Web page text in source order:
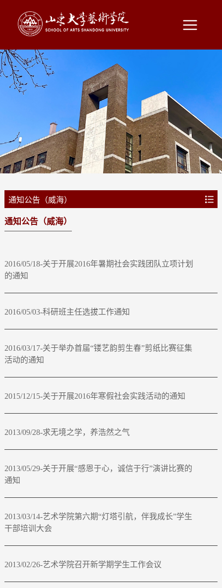
通知公告（威海）
通知公告（威海）
2016/05/18-关于开展2016年暑期社会实践团队立项计划
的通知
2016/05/03-科研班主任选拔工作通知
2016/03/17-关于举办首届“镂艺韵剪生春”剪纸比赛征集
活动的通知
2015/12/15-关于开展2016年寒假社会实践活动的通知
2013/09/28-求无境之学，养浩然之气
2013/05/29-关于开展“感恩于心，诚信于行”演讲比赛的
通知
2013/03/14-艺术学院第六期“灯塔引航，伴我成长”学生
干部培训大会
2013/02/26-艺术学院召开新学期学生工作会议